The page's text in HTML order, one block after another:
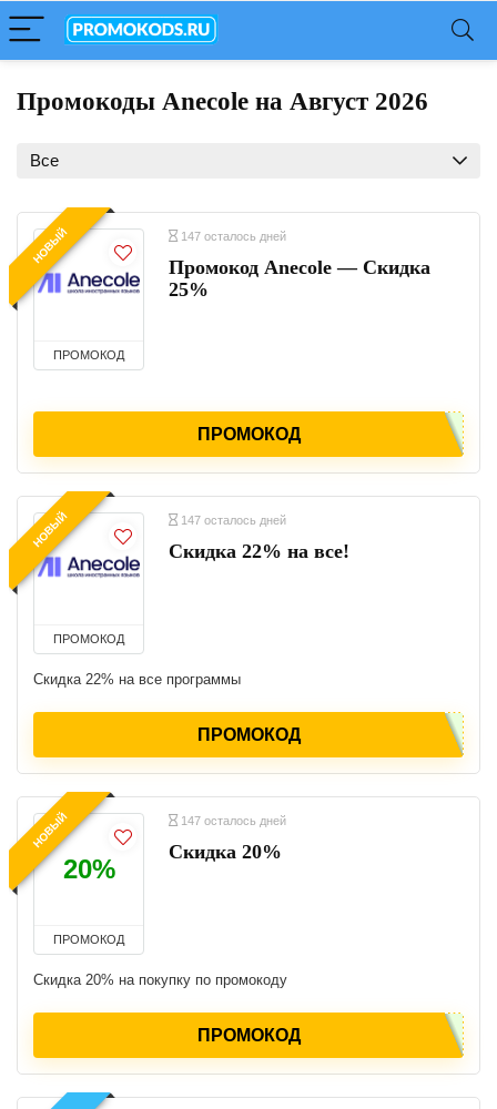
Промокоды Anecole на Август 2026
Все
НОВЫЙ
ПРОМОКОД
147 осталось дней
Промокод Anecole — Скидка
25%
ПРОМОКОД
НОВЫЙ
ПРОМОКОД
147 осталось дней
Скидка 22% на все!
Скидка 22% на все программы
ПРОМОКОД
НОВЫЙ
20%
ПРОМОКОД
147 осталось дней
Скидка 20%
Скидка 20% на покупку по промокоду
ПРОМОКОД